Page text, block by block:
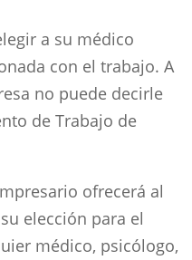
a su médico
con el trabajo. A
no puede decirle
de Trabajo de
ofrecerá al
elección para el
médico, psicólogo,